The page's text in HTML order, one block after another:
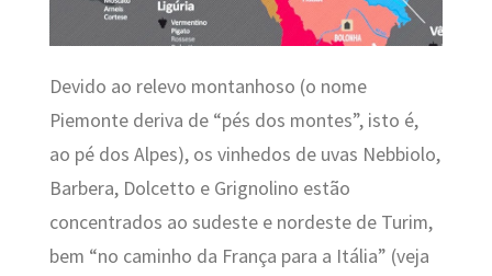
Devido ao relevo montanhoso (o nome
Piemonte deriva de “pés dos montes”, isto é,
ao pé dos Alpes), os vinhedos de uvas Nebbiolo,
Barbera, Dolcetto e Grignolino estão
concentrados ao sudeste e nordeste de Turim,
bem “no caminho da França para a Itália” (veja